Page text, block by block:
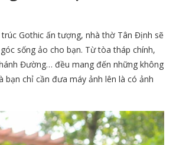
Gothic ấn tượng, nhà thờ Tân Định sẽ
sống ảo cho bạn. Từ tòa tháp chính,
Đường… đều mang đến những không
bạn chỉ cần đưa máy ảnh lên là có ảnh